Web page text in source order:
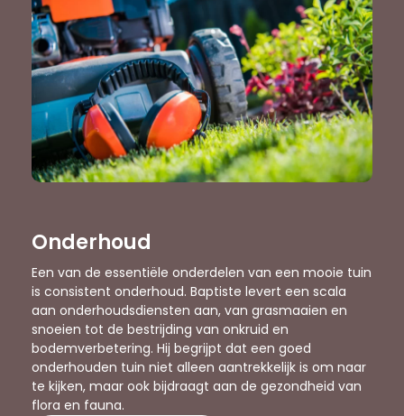
Onderhoud
Een van de essentiële onderdelen van een mooie tuin
is consistent onderhoud. Baptiste levert een scala
aan onderhoudsdiensten aan, van grasmaaien en
snoeien tot de bestrijding van onkruid en
bodemverbetering. Hij begrijpt dat een goed
onderhouden tuin niet alleen aantrekkelijk is om naar
te kijken, maar ook bijdraagt aan de gezondheid van
flora en fauna.